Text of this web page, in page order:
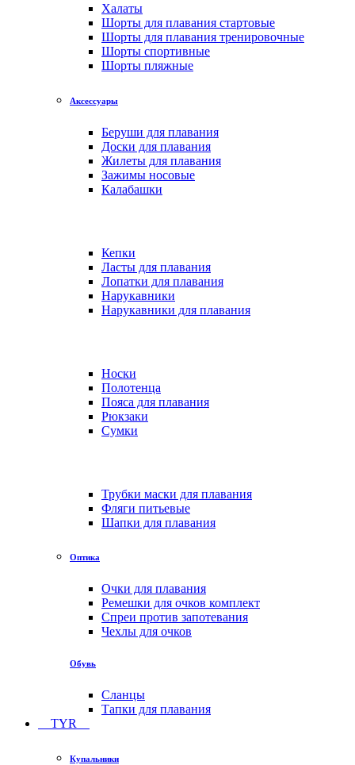
Халаты
Шорты для плавания стартовые
Шорты для плавания тренировочные
Шорты спортивные
Шорты пляжные
Аксессуары
Беруши для плавания
Доски для плавания
Жилеты для плавания
Зажимы носовые
Калабашки
Кепки
Ласты для плавания
Лопатки для плавания
Нарукавники
Нарукавники для плавания
Носки
Полотенца
Пояса для плавания
Рюкзаки
Сумки
Трубки маски для плавания
Фляги питьевые
Шапки для плавания
Оптика
Очки для плавания
Ремешки для очков комплект
Спреи против запотевания
Чехлы для очков
Обувь
Сланцы
Тапки для плавания
TYR
Купальники